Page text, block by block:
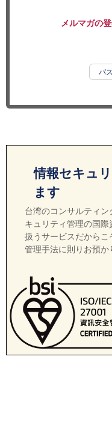
メルマガの
パ
情報セキュ
ます
台湾のコンサルティ
キュリティ管理の国
扱うサービスだから
管理手法に則りお預か